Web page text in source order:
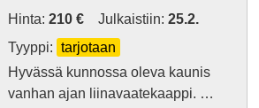
Hinta:210 € Julkaistiin:25.2.
Tyyppi:
tarjotaan
Hyvässä kunnossa oleva kaunis
vanhan ajan liinavaatekaappi. …